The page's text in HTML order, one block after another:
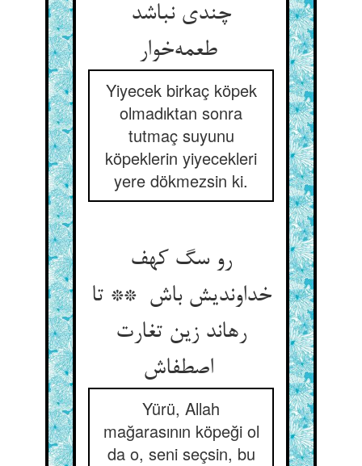
چندی نباشد
طعمه‌خوار
Yiyecek birkaç köpek
olmadıktan sonra
tutmaç suyunu
köpeklerin yiyecekleri
yere dökmezsin ki.
رو سگ کهف
خداوندیش باش ** تا
رهاند زین تغارت
اصطفاش
Yürü, Allah
mağarasının köpeği ol
da o, seni seçsin, bu